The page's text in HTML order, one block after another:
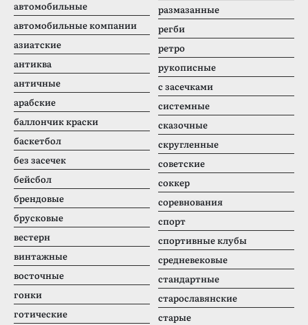
автомобильные
автомобильные компании
азиатские
антиква
античные
арабские
баллончик краски
баскетбол
без засечек
бейсбол
брендовые
брусковые
вестерн
винтажные
восточные
гонки
готические
размазанные
регби
ретро
рукописные
с засечками
системные
сказочные
скругленные
советские
соккер
соревнования
спорт
спортивные клубы
средневековые
стандартные
старославянские
старые